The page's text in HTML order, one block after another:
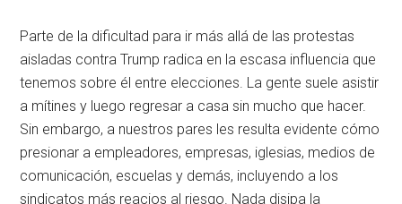
Parte de la dificultad para ir más allá de las protestas
aisladas contra Trump radica en la escasa influencia que
tenemos sobre él entre elecciones. La gente suele asistir
a mítines y luego regresar a casa sin mucho que hacer.
Sin embargo, a nuestros pares les resulta evidente cómo
presionar a empleadores, empresas, iglesias, medios de
comunicación, escuelas y demás, incluyendo a los
sindicatos más reacios al riesgo. Nada disipa la